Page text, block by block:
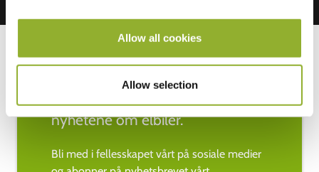
Allow all cookies
Allow selection
Hold deg oppdatert med de siste
nyhetene om elbiler.
Bli med i fellesskapet vårt på sosiale medier